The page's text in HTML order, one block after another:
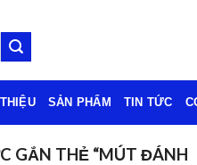
SẢN PHẨM TIN TỨC
GẮN THẺ “MÚT ĐÁNH